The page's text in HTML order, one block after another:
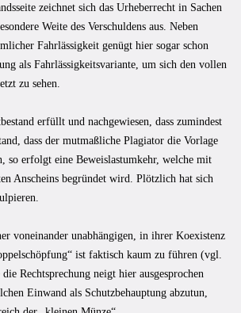
zeichnet sich das Urheberrecht in Sachen
Weite des Verschuldens aus. Neben
Fahrlässigkeit genügt hier sogar schon
als Fahrlässigkeitsvariante, um sich den vollen
zu sehen.
erfüllt und nachgewiesen, dass zumindest
dass der mutmaßliche Plagiator die Vorlage
so erfolgt eine Beweislastumkehr, welche mit
Anscheins begründet wird. Plötzlich hat sich
voneinander unabhängigen, in ihrer Koexistenz
ist faktisch kaum zu führen (vgl.
Rechtsprechung neigt hier ausgesprochen
Einwand als Schutzbehauptung abzutun,